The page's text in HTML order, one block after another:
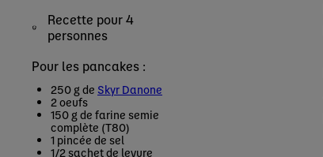
Recette pour 4
personnes
Pour les pancakes :
250 g de Skyr Danone
2 oeufs
150 g de farine semie
complète (T80)
1 pincée de sel
1/2 sachet de levure